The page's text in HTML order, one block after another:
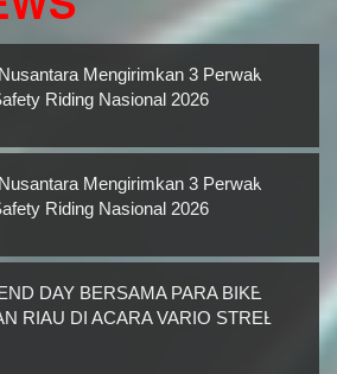
Mengirimkan 3 Perwakilan
Riding Nasional 2026
Mengirimkan 3 Perwakilan
Riding Nasional 2026
DAY BERSAMA PARA BIKERS
RIAU DI ACARA VARIO STREET